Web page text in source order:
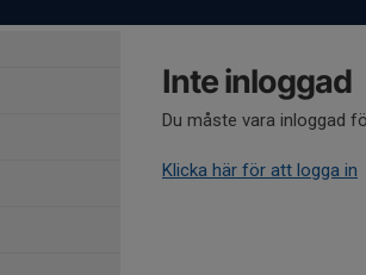
Inte inloggad
Du måste vara inloggad
Klicka här för att logga in